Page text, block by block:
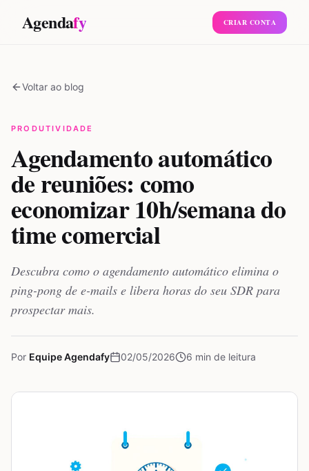
Agendafy CRIAR CONTA
Voltar ao blog
PRODUTIVIDADE
Agendamento automático
de reuniões: como
economizar 10h/semana do
time comercial
Descubra como o agendamento automático elimina o
ping-pong de e-mails e libera horas do seu SDR para
prospectar mais.
Por Equipe Agendafy 02/05/2026 6 min de leitura